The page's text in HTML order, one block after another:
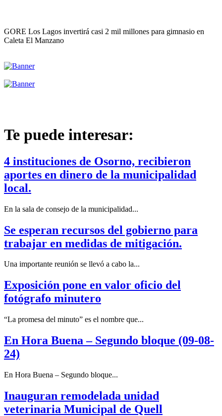
GORE Los Lagos invertirá casi 2 mil millones para gimnasio en
Caleta El Manzano
Te puede interesar:
4 instituciones de Osorno, recibieron
aportes en dinero de la municipalidad
local.
En la sala de consejo de la municipalidad...
Se esperan recursos del gobierno para
trabajar en medidas de mitigación.
Una importante reunión se llevó a cabo la...
Exposición pone en valor oficio del
fotógrafo minutero
“La promesa del minuto” es el nombre que...
En Hora Buena – Segundo bloque (09-08-
24)
En Hora Buena – Segundo bloque...
Inauguran remodelada unidad
veterinaria Municipal de Quell